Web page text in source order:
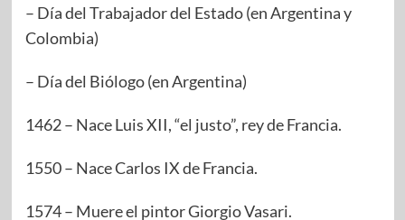
– Día del Trabajador del Estado (en Argentina y
Colombia)
– Día del Biólogo (en Argentina)
1462 – Nace Luis XII, “el justo”, rey de Francia.
1550 – Nace Carlos IX de Francia.
1574 – Muere el pintor Giorgio Vasari.